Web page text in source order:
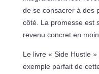
de se consacrer à des
côté. La promesse est
revenu concret en
Le livre « Side Hustle
exemple parfait de